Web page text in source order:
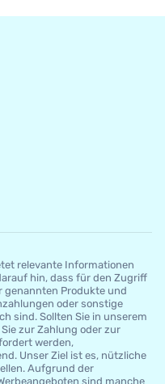
relevante Informationen
hin, dass für den Zugriff
genannten Produkte und
oder sonstige
sind. Sollten Sie in unserem
zur Zahlung oder zur
werden,
Unser Ziel ist es, nützliche
Aufgrund der
sind manche